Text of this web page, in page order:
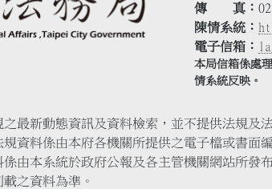
傳 真
陳情系統
電子信箱
本局信箱係處
情系統反映。
最新動態資訊及資料檢索，並不提供法規及
資料係由本府各機關所提供之電子檔或書面
由本系統於政府公報及各主管機關網站所發
之資料為準。